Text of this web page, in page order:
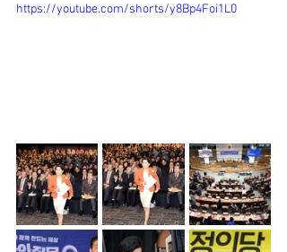
https://youtube.com/shorts/y8Bp4Foi1L0